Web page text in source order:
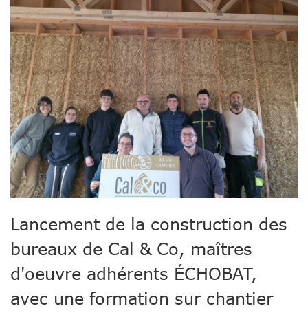
Lancement de la construction des
bureaux de Cal & Co, maîtres
d'oeuvre adhérents ÉCHOBAT,
avec une formation sur chantier